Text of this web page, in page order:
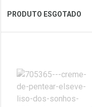
Ver Desconto Convênio
PRODUTO ESGOTADO
Laboratório
Por Menos